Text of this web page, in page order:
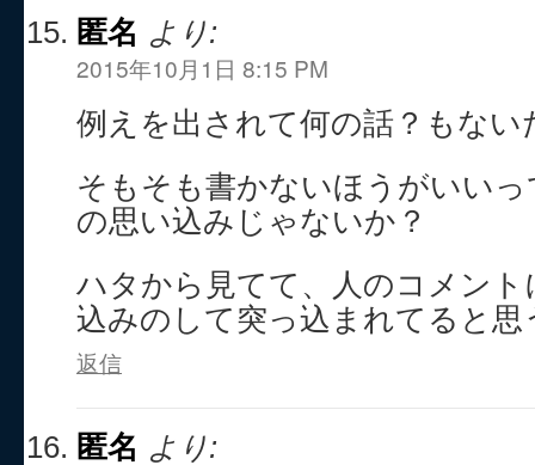
匿名 より:
2015年10月1日 8:15 PM
例えを出されて何の話？もない
そもそも書かないほうがいい
の思い込みじゃないか？
ハタから見てて、人のコメン
込みのして突っ込まれてると思
返信
匿名 より: